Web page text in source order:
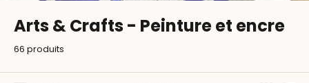
Arts & Crafts - Peinture et encre
66 produits